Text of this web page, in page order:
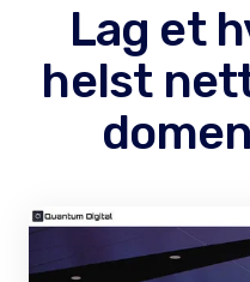
Lag et
helst